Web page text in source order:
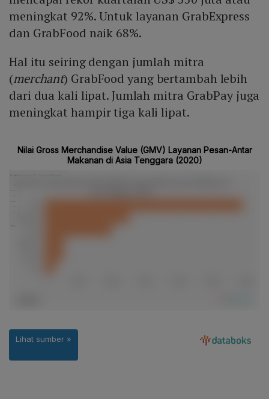
meningkat 92%. Untuk layanan GrabExpress
dan GrabFood naik 68%.
Hal itu seiring dengan jumlah mitra
(merchant) GrabFood yang bertambah lebih
dari dua kali lipat. Jumlah mitra GrabPay juga
meningkat hampir tiga kali lipat.